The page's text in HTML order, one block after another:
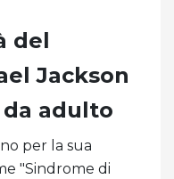
del
Jackson
adulto
per la sua
"Sindrome di